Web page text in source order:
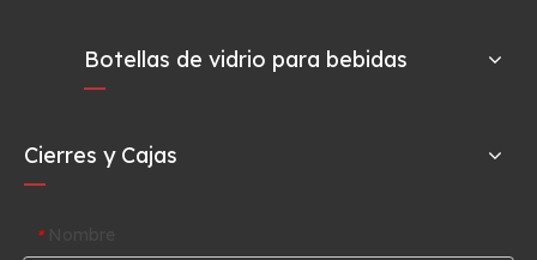
Botellas de vidrio para bebidas
Cierres y Cajas
*